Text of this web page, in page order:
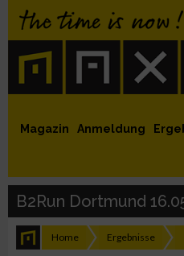
MaxFun
MaxFun auf Instagram
MaxFun auf Twitter
auf Youtube
auf Facebook
Magazin Anmeldung
B2Run Dortmund
Home Ergebnisse